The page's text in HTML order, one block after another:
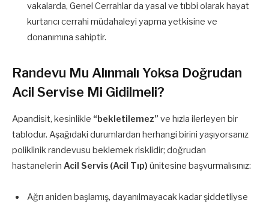
vakalarda, Genel Cerrahlar da yasal ve tıbbi olarak hayat
kurtarıcı cerrahi müdahaleyi yapma yetkisine ve
donanımına sahiptir.
Randevu Mu Alınmalı Yoksa Doğrudan
Acil Servise Mi Gidilmeli?
Apandisit, kesinlikle “bekletilemez” ve hızla ilerleyen bir
tablodur. Aşağıdaki durumlardan herhangi birini yaşıyorsanız
poliklinik randevusu beklemek risklidir; doğrudan
hastanelerin Acil Servis (Acil Tıp) ünitesine başvurmalısınız:
Ağrı aniden başlamış, dayanılmayacak kadar şiddetliyse